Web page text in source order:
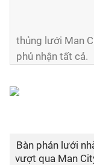
thủng lưới Man
phủ nhận tất cả.
Bàn phản lưới
vượt qua Man